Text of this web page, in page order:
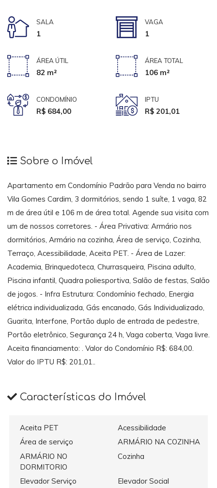
SALA
1
VAGA
1
ÁREA ÚTIL
82 m²
ÁREA TOTAL
106 m²
CONDOMÍNIO
R$ 684,00
IPTU
R$ 201,01
Sobre o Imóvel
Apartamento em Condomínio Padrão para Venda no bairro
Vila Gomes Cardim, 3 dormitórios, sendo 1 suíte, 1 vaga, 82
m de área útil e 106 m de área total. Agende sua visita com
um de nossos corretores. - Área Privativa: Armário nos
dormitórios, Armário na cozinha, Área de serviço, Cozinha,
Terraço, Acessibilidade, Aceita PET. - Área de Lazer:
Academia, Brinquedoteca, Churrasqueira, Piscina adulto,
Piscina infantil, Quadra poliesportiva, Salão de festas, Salão
de jogos. - Infra Estrutura: Condomínio fechado, Energia
elétrica individualizada, Gás encanado, Gás Individualizado,
Guarita, Interfone, Portão duplo de entrada de pedestre,
Portão eletrônico, Segurança 24 h, Vaga coberta, Vaga livre.
Aceita financiamento: . Valor do Condomínio R$: 684,00.
Valor do IPTU R$: 201,01..
Características do Imóvel
Aceita PET
Acessibilidade
Área de serviço
ARMÁRIO NA COZINHA
ARMÁRIO NO
DORMITORIO
Cozinha
Elevador Serviço
Elevador Social